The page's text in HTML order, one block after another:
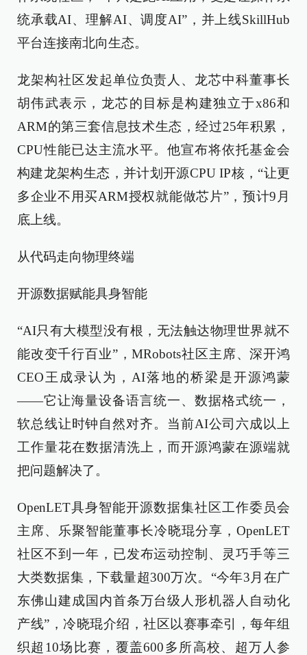
统承载AI、理解AI、调度AI”，并上线SkillHub
平台连接南北向生态。
龙架构社区发起单位负责人、龙芯中科董事长
胡伟武表示，龙芯的目标是构建独立于x86和
ARM的第三套信息技术生态，经过25年积累，
CPU性能已达主流水平。他宣布将依托基金会
构建龙架构生态，并计划开源CPU IP核，“让更
多企业不用买ARM授权就能做芯片”，预计9月
底上线。
从代码走向物理终端
开源数据赋能具身智能
“AI只有大模型没有根，无法触达物理世界就不
能改变千行百业”，MRobots社区主席、深开鸿
CEO王成录认为，AI落地的桥梁是开源鸿蒙
——它让海量设备语言统一、数据格式统一，
软总线让时钟自然对齐。当前AI公司六成以上
工作量花在数据清洗上，而开源鸿蒙在源端就
把问题解决了。
OpenLET具身智能开源数据集社区工作委员会
主席、乐聚智能董事长冷晓琨分享，OpenLET
社区不到一年，已发布运动控制、灵巧手等三
大类数据集，下载量超300万次。“今年3月在广
东佛山建成国内首条万台级人形机器人自动化
产线”，冷晓琨介绍，社区以赛事牵引，每年组
织超10场比赛，覆盖600多所高校、超万人参